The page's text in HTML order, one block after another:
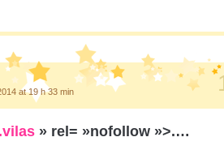
at 19 h 33 min
» rel= »nofollow »>.…